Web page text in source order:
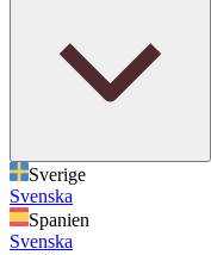
Sverige
Svenska
Spanien
Svenska